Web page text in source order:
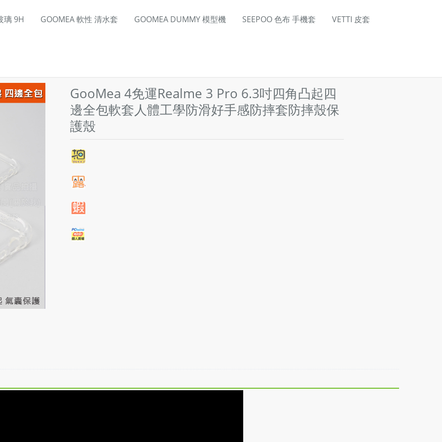
璃 9H GOOMEA 軟性 清水套 GOOMEA DUMMY 模型機 SEEPOO 色布 手機套 VETTI 皮套
GooMea 4免運Realme 3 Pro 6.3吋四角凸起四
邊全包軟套人體工學防滑好手感防摔套防摔殼保
護殼